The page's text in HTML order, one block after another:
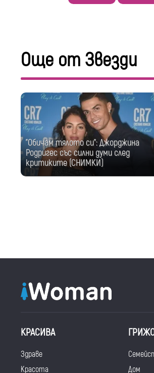
Още от Звезди
"Обичам тялото си": Джорджина
Родригес със силни думи след
критиките (СНИМКИ)
КРАСИВА
Здраве
Красота
Дом